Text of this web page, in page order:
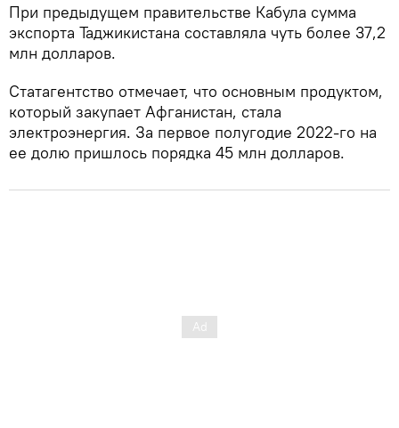
При предыдущем правительстве Кабула сумма
экспорта Таджикистана составляла чуть более 37,2
млн долларов.
Статагентство отмечает, что основным продуктом,
который закупает Афганистан, стала
электроэнергия. За первое полугодие 2022-го на
ее долю пришлось порядка 45 млн долларов.